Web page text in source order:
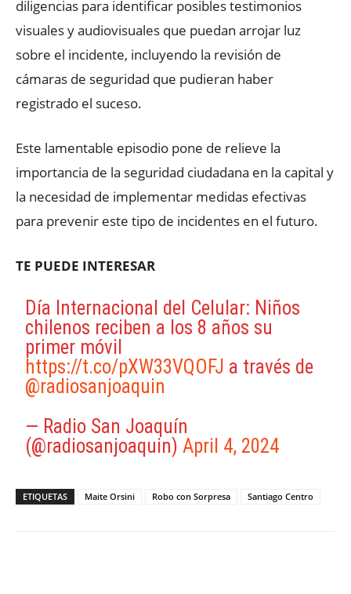
diligencias para identificar posibles testimonios
visuales y audiovisuales que puedan arrojar luz
sobre el incidente, incluyendo la revisión de
cámaras de seguridad que pudieran haber
registrado el suceso.
Este lamentable episodio pone de relieve la
importancia de la seguridad ciudadana en la capital y
la necesidad de implementar medidas efectivas
para prevenir este tipo de incidentes en el futuro.
TE PUEDE INTERESAR
Día Internacional del Celular: Niños
chilenos reciben a los 8 años su
primer móvil
https://t.co/pXW33VQOFJ a través de
@radiosanjoaquin
— Radio San Joaquín
(@radiosanjoaquin)April 4, 2024
ETIQUETAS Maite Orsini Robo con Sorpresa Santiago Centro